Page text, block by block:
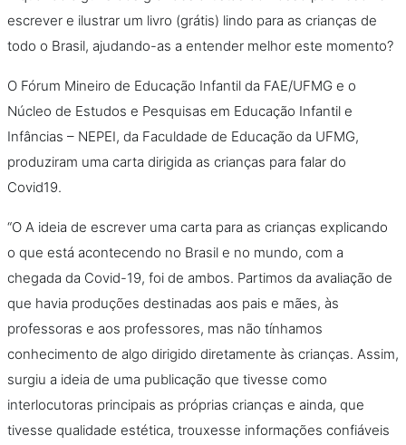
escrever e ilustrar um livro (grátis) lindo para as crianças de
todo o Brasil, ajudando-as a entender melhor este momento?
O Fórum Mineiro de Educação Infantil da FAE/UFMG e o
Núcleo de Estudos e Pesquisas em Educação Infantil e
Infâncias – NEPEI, da Faculdade de Educação da UFMG,
produziram uma carta dirigida as crianças para falar do
Covid19.
“O A ideia de escrever uma carta para as crianças explicando
o que está acontecendo no Brasil e no mundo, com a
chegada da Covid-19, foi de ambos. Partimos da avaliação de
que havia produções destinadas aos pais e mães, às
professoras e aos professores, mas não tínhamos
conhecimento de algo dirigido diretamente às crianças. Assim,
surgiu a ideia de uma publicação que tivesse como
interlocutoras principais as próprias crianças e ainda, que
tivesse qualidade estética, trouxesse informações confiáveis